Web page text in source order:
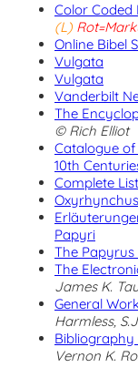
Color Coded
(L)
Online Bibel
Vulgata
Vulgata
Vanderbilt
The
© Rich Elliot
Catalogue
10th
Complete
Papyri
The
The
James K.
General
Harmless,
Vernon K.